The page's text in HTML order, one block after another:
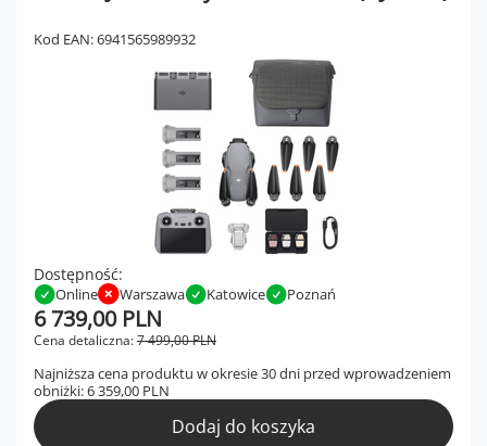
Kod EAN: 6941565989932
Dostępność:
Online Warszawa Katowice Poznań
Cena detaliczna:7 499,00 PLN
6 739,00 PLN
Najniższa cena produktu w okresie 30 dni przed wprowadzeniem
obniżki:6 359,00 PLN
Dodaj do koszyka